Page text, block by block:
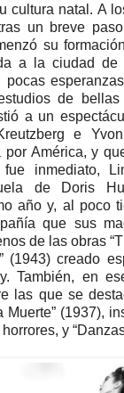
cultura natal. A
un breve
su
a la ciudad de
de
a un
e
por América, y
inmediato,
de Doris
año y, al poco
que sus
de las obras
(1943) creado
También, en
las que se
Muerte” (1937),
y